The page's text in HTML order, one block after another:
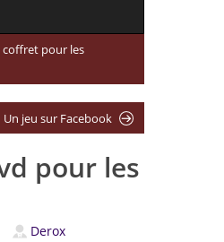
coffret pour les
Un jeu sur Facebook
pour les
Derox